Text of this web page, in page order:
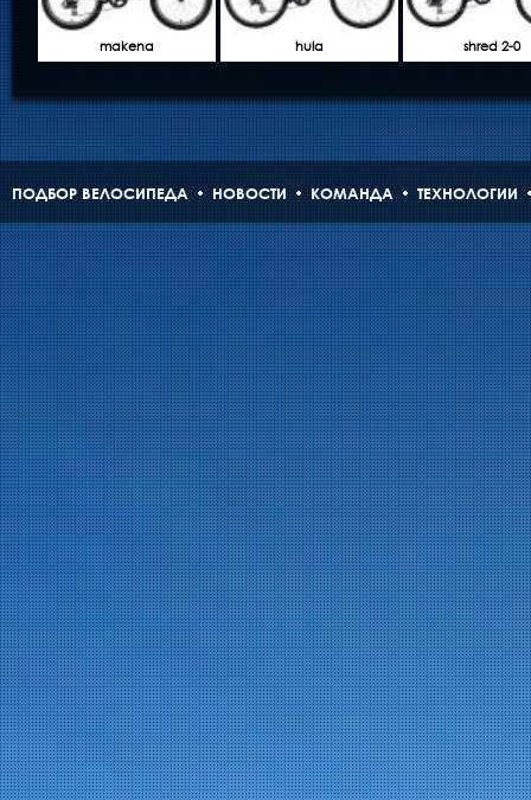
makena hula shred 2-0
ПОДБОР ВЕЛОСИПЕДА НОВОСТИ КОМАНДА ТЕХНОЛОГИИ